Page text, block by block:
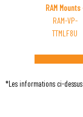
RAM Mounts
RAM-VP-
TTMLF8U
*Les informations ci-